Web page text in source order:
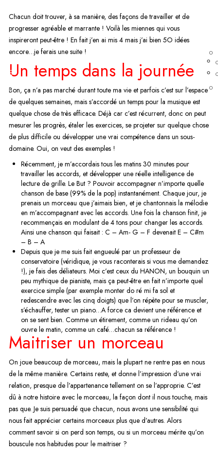
6
Chacun doit trouver, à sa manière, des façons de travailler et de
progresser agréable et marrante ! Voilà les miennes qui vous
inspireront peut-être ! En fait j’en ai mis 4 mais j’ai bien 5O idées
encore…je ferais une suite !
Un temps dans la journée
Bon, ça n’a pas marché durant toute ma vie et parfois c’est sur l’espace
de quelques semaines, mais s’accordé un temps pour la musique est
quelque chose de très efficace. Déjà car c’est récurrent, donc on peut
mesurer les progrès, étaler les exercices, se projeter sur quelque chose
de plus difficile ou développer une vrai compétence dans un sous-
domaine. Oui, on veut des exemples !
Récemment, je m’accordais tous les matins 30 minutes pour
travailler les accords, et développer une réelle intelligence de
lecture de grille. Le But ? Pouvoir accompagner n’importe quelle
chanson de base (99% de la pop) instantanément. Chaque jour, je
prenais un morceau que j’aimais bien, et je chantonnais la mélodie
en m’accompagnant avec les accords. Une fois la chanson finit, je
recommençais en modulant de 4 tons pour changer les accords.
Ainsi une chanson qui faisait : C – Am- G – F devenait E – C#m
– B – A
Depuis que je me suis fait engueulé par un professeur de
conservatoire (véridique, je vous raconterais si vous me demandez
!), je fais des déliateurs. Moi c’est ceux du HANON, un bouquin un
peu mythique de pianiste, mais ça peut-être en fait n’importe quel
exercice simple (par exemple monter do ré mi fa sol et
redescendre avec les cinq doigts) que l’on répète pour se muscler,
s’échauffer, tester un piano…A force ca devient une référence et
on se sent bien. Comme un étirement, comme un rideau qu’on
ouvre le matin, comme un café…chacun sa référence !
Maitriser un morceau
On joue beaucoup de morceau, mais la plupart ne rentre pas en nous
de la même manière. Certains reste, et donne l’impression d’une vrai
relation, presque de l’appartenance tellement on se l’approprie. C’est
dû à notre histoire avec le morceau, la façon dont il nous touche, mais
pas que. Je suis persuadé que chacun, nous avons une sensibilité qui
nous fait apprécier certains morceaux plus que d’autres. Alors
comment savoir si on perd son temps, ou si un morceau mérite qu’on
bouscule nos habitudes pour le maitriser ?